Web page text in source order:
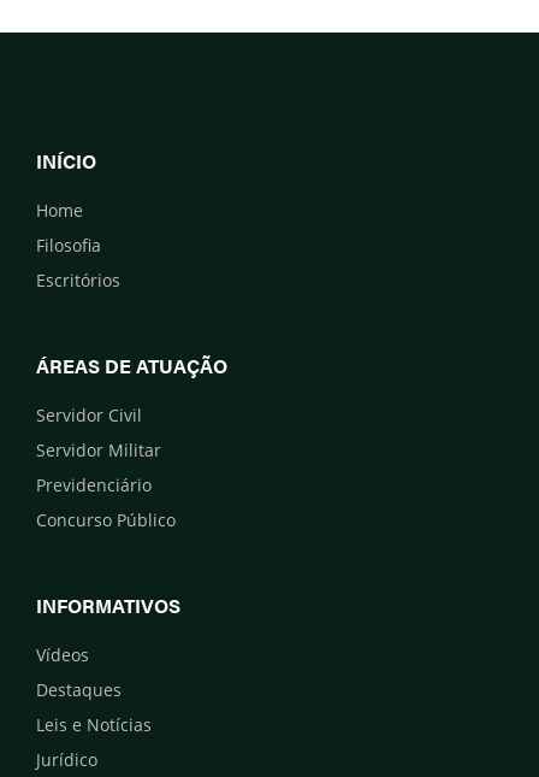
INÍCIO
Home
Filosofia
Escritórios
ÁREAS DE ATUAÇÃO
Servidor Civil
Servidor Militar
Previdenciário
Concurso Público
INFORMATIVOS
Vídeos
Destaques
Leis e Notícias
Jurídico